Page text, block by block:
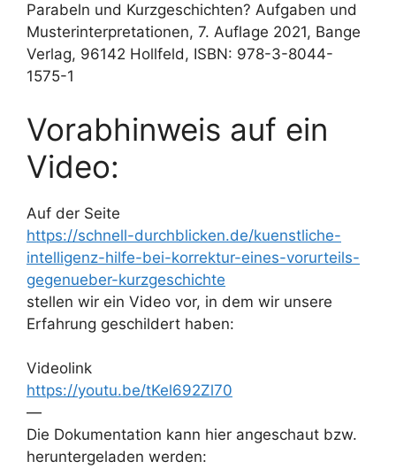
Parabeln und Kurzgeschichten? Aufgaben und
Musterinterpretationen, 7. Auflage 2021, Bange
Verlag, 96142 Hollfeld, ISBN: 978-3-8044-
1575-1
Vorabhinweis auf ein
Video:
Auf der Seite
https://schnell-durchblicken.de/kuenstliche-
intelligenz-hilfe-bei-korrektur-eines-vorurteils-
gegenueber-kurzgeschichte
stellen wir ein Video vor, in dem wir unsere
Erfahrung geschildert haben:
Videolink
https://youtu.be/tKel692Zl70
—
Die Dokumentation kann hier angeschaut bzw.
heruntergeladen werden: